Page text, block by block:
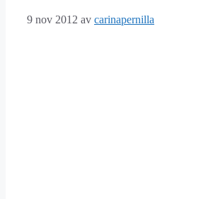
9 nov 2012 av carinapernilla